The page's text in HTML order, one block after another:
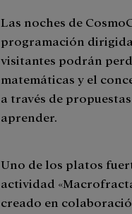
Las noches de
programación
visitantes podrán
matemáticas y el
a través de
aprender.
Uno de los platos
actividad
creado en